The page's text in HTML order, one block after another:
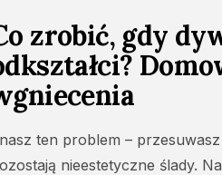
zrobić, gdy
ten problem –
nieestetyczne ślady.